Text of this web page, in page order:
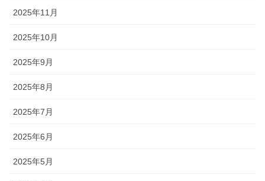
2025年11月
2025年10月
2025年9月
2025年8月
2025年7月
2025年6月
2025年5月